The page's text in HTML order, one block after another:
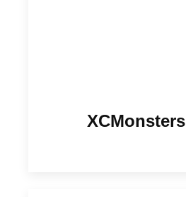
XCMonsters